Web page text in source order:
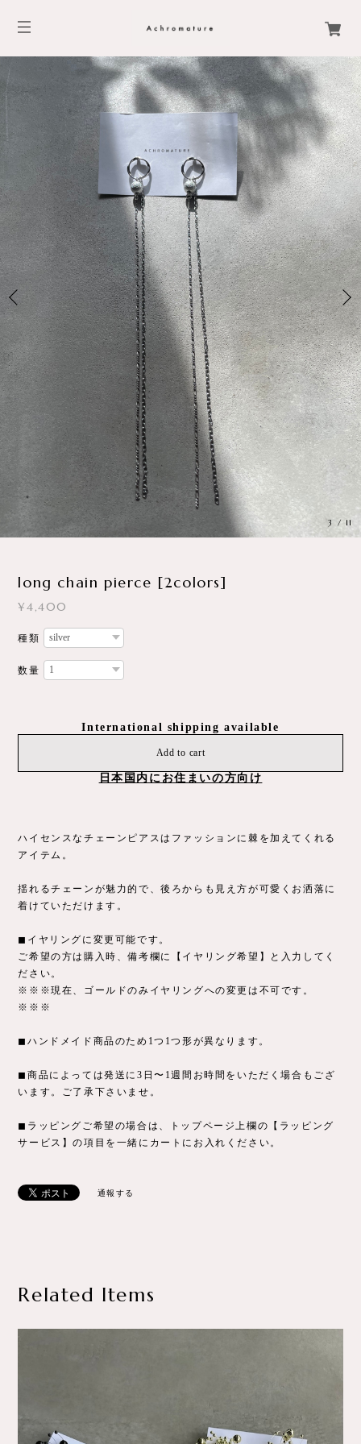
4 / 11
long chain pierce [2colors]
¥4,400
種類
数量
International shipping available
Add to cart
日本国内にお住まいの方向け
ハイセンスなチェーンピアスはファッションに棘を加えてくれる
アイテム。
揺れるチェーンが魅力的で、後ろからも見え方が可愛くお洒落に
着けていただけます。
◼︎イヤリングに変更可能です。
ご希望の方は購入時、備考欄に【イヤリング希望】と入力してく
ださい。
※※※現在、ゴールドのみイヤリングへの変更は不可です。
※※※
◼︎ハンドメイド商品のため1つ1つ形が異なります。
◼︎商品によっては発送に3日〜1週間お時間をいただく場合もござ
います。ご了承下さいませ。
◼︎ラッピングご希望の場合は、トップページ上欄の【ラッピング
サービス】の項目を一緒にカートにお入れください。
通報する
Related Items